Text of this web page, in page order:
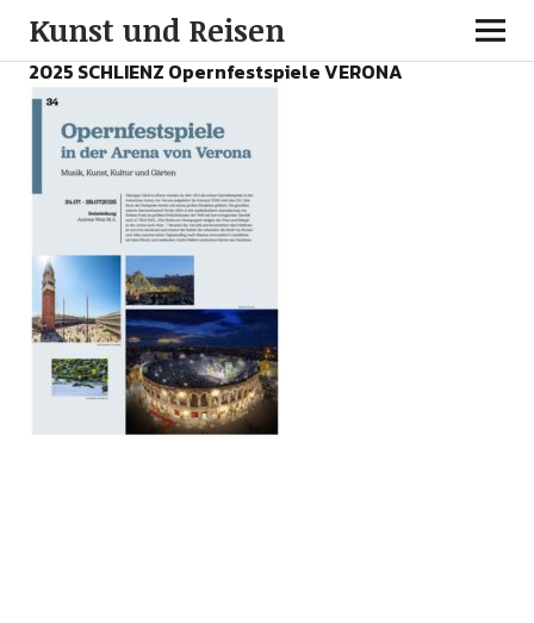
Kunst und Reisen
2025 SCHLIENZ Opernfestspiele VERONA